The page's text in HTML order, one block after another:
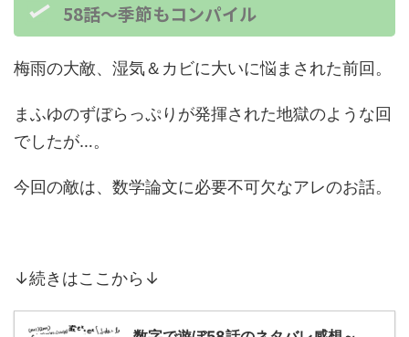
58話～季節もコンパイル
梅雨の大敵、湿気＆カビに大いに悩まされた前回。
まふゆのずぼらっぷりが発揮された地獄のような回
でしたが…。
今回の敵は、数学論文に必要不可欠なアレのお話。
↓続きはここから↓